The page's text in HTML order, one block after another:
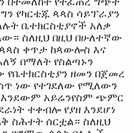
የካርቴጁ ጳጳስ ሳይፕራያን
ቤተክርስቲያኖች አለቃ
ስለዚህ በዚህ በሁለተኛው
ቀጥታ ከጳውሎስ እና
በማለት የስልጣኑን
ዘመን በጀመረ
ነው የተገደለው የሚለውን
አይሬንየስም ጭምር
ተቀብሎ የያዘ እንደሆነ
ስሕተት ሰርቷል። ስለዚህ